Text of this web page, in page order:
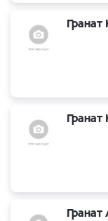
Гранат
Гранат
Гранат